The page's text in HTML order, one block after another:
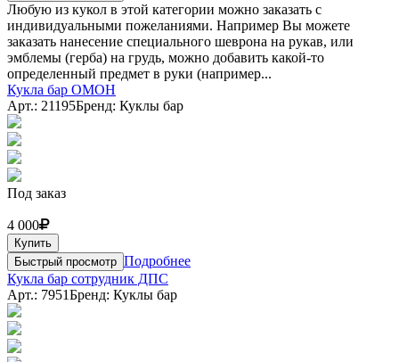
Любую из кукол в этой категории можно заказать с
индивидуальными пожеланиями. Например Вы можете
заказать нанесение специального шеврона на рукав, или
эмблемы (герба) на грудь, можно добавить какой-то
определенный предмет в руки (например...
Кукла бар ОМОН
Арт.: 21195Бренд: Куклы бар
Под заказ
4 000
Купить
Быстрый просмотр Подробнее
Кукла бар сотрудник ДПС
Арт.: 7951Бренд: Куклы бар